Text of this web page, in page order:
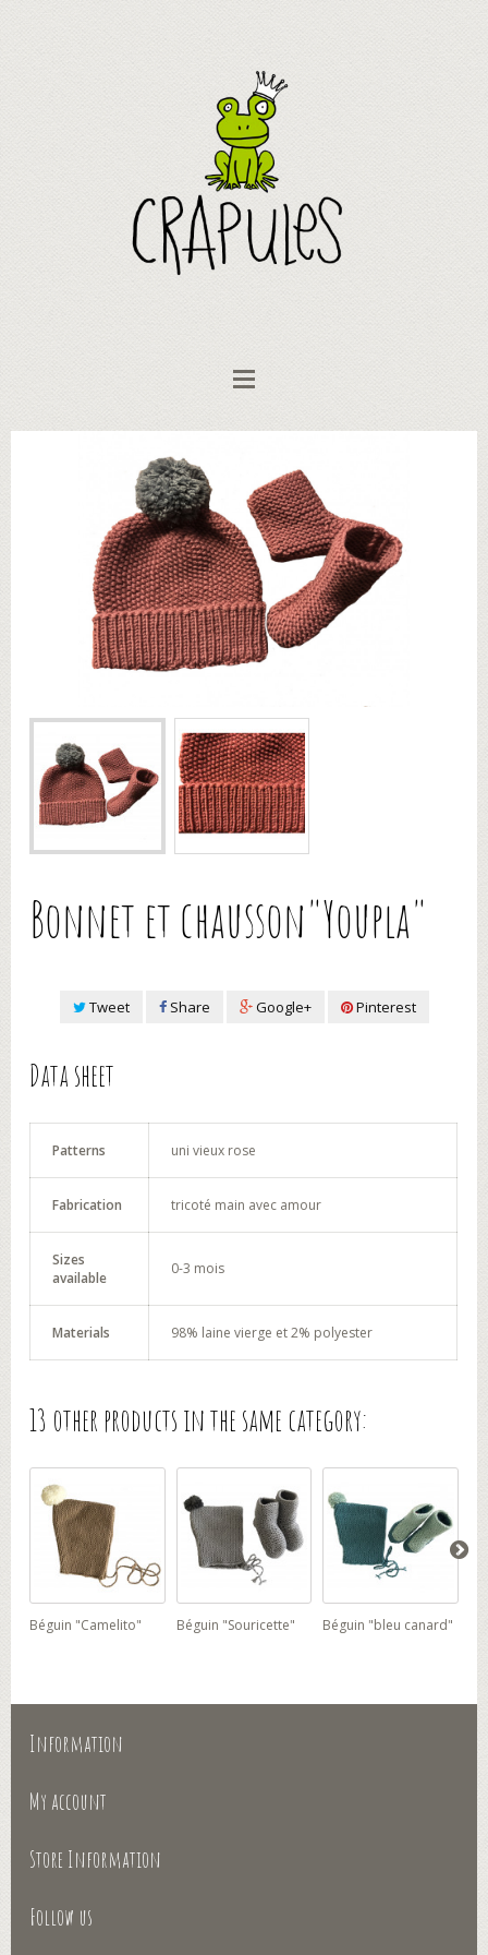
Bonnet et chausson"Youpla"
Bonnet et chausson"Youpla"
Tweet Share Google+ Pinterest
Data sheet
Patterns uni vieux rose
Fabrication tricoté main avec amour
Sizes
available
0-3 mois
Materials 98% laine vierge et 2% polyester
13 other products in the same category:
Béguin "Camelito" Béguin "Souricette" Béguin "bleu canard"
Information
My account
Store Information
Follow us